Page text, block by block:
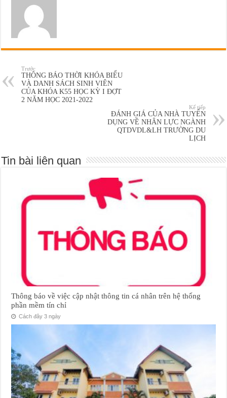
Trước
THÔNG BÁO THỜI KHÓA BIỂU
VÀ DANH SÁCH SINH VIÊN
CỦA KHÓA K55 HỌC KỲ I ĐỢT
2 NĂM HỌC 2021-2022
Kế tiếp
ĐÁNH GIÁ CỦA NHÀ TUYỂN
DỤNG VỀ NHÂN LỰC NGÀNH
QTDVDL&LH TRƯỜNG DU
LỊCH
Tin bài liên quan
Thông báo về việc cập nhật thông tin cá nhân trên hệ thống
phần mềm tín chỉ
Cách đây 3 ngày